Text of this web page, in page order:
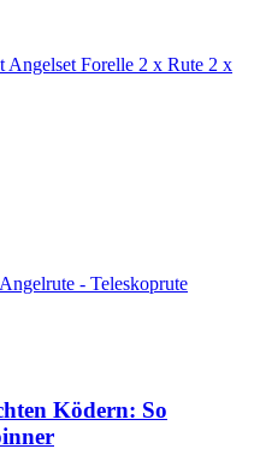
Angelset Forelle 2 x Rute 2 x
- Teleskoprute
Ködern: So